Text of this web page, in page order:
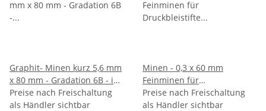
Graphit- Minen kurz 5,6 mm
x 80 mm - Gradation 6B - im
6er Pack
Preise nach Freischaltung
als Händler sichtbar
Minen - 0,3 x 60 mm
Feinminen für
Druckbleistifte - Gradation
HB - im 12er Pack
Preise nach Freischaltung
als Händler sichtbar